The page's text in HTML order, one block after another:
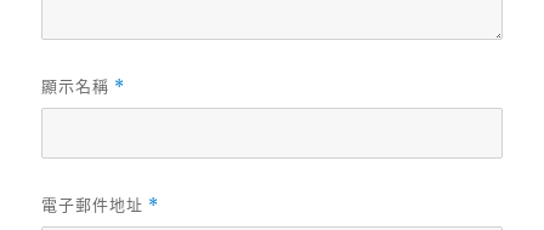
顯示名稱 *
電子郵件地址 *